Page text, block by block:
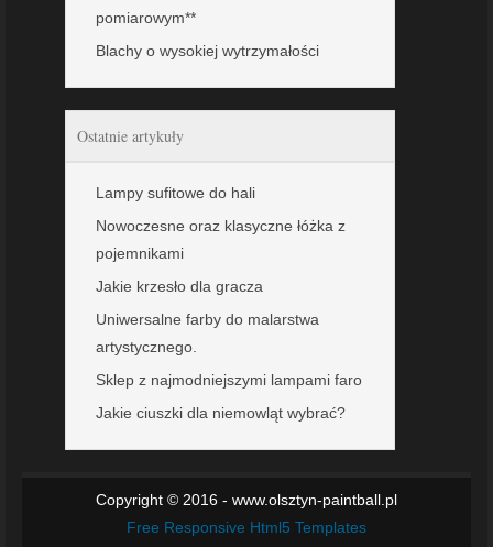
pomiarowym**
Blachy o wysokiej wytrzymałości
Ostatnie artykuły
Lampy sufitowe do hali
Nowoczesne oraz klasyczne łóżka z
pojemnikami
Jakie krzesło dla gracza
Uniwersalne farby do malarstwa
artystycznego.
Sklep z najmodniejszymi lampami faro
Jakie ciuszki dla niemowląt wybrać?
Copyright © 2016 - www.olsztyn-paintball.pl
Free Responsive Html5 Templates